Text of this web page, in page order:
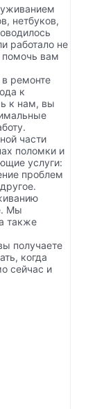
нетбуков,
работало не
помочь вам
ремонте
к
к нам, вы
части
поломки и
услуги:
проблем
Мы
также
получаете
когда
сейчас и